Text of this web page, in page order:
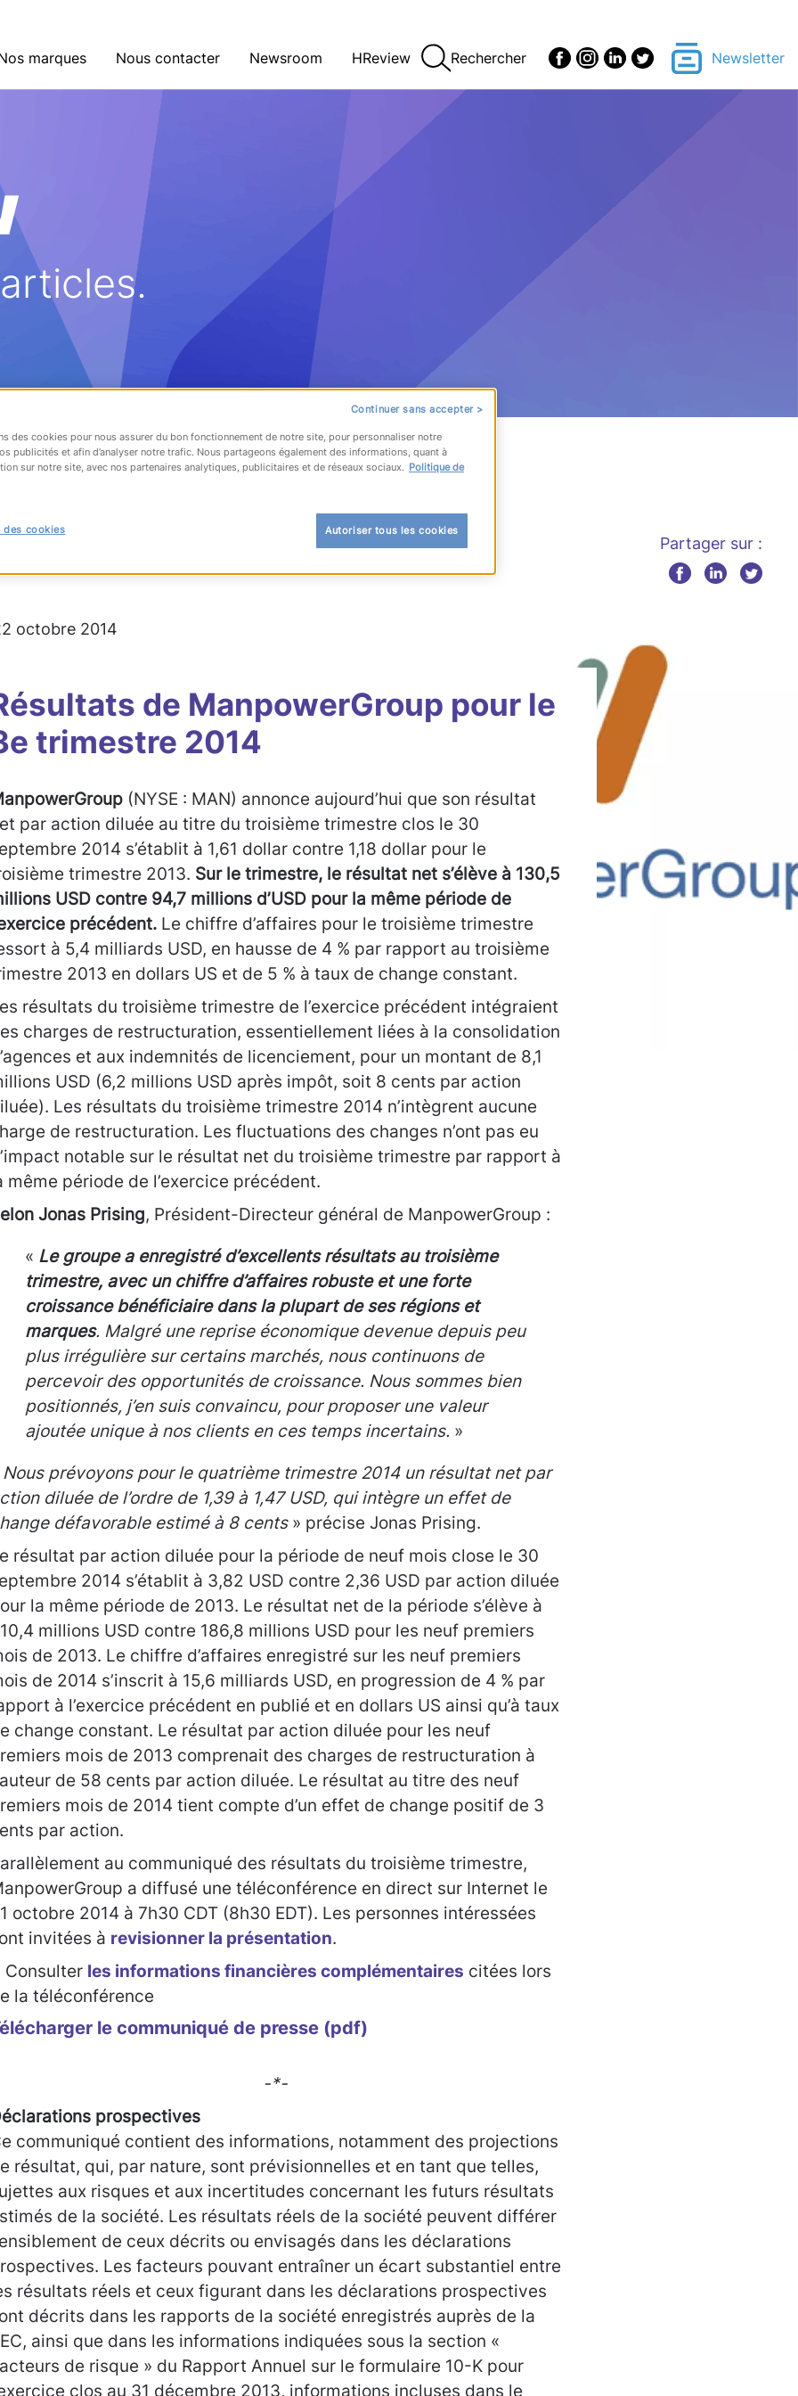
marques Nous contacter Newsroom HReview Rechercher Newsletter
À LA LISTE
Partager sur :
octobre 2014
de ManpowerGroup pour le
trimestre 2014
(NYSE : MAN) annonce aujourd’hui que son résultat
par action diluée au titre du troisième trimestre clos le 30
2014 s’établit à 1,61 dollar contre 1,18 dollar pour le
trimestre 2013. Sur le trimestre, le résultat net s’élève à 130,5
USD contre 94,7 millions d’USD pour la même période de
précédent. Le chiffre d’affaires pour le troisième trimestre
à 5,4 milliards USD, en hausse de 4 % par rapport au troisième
2013 en dollars US et de 5 % à taux de change constant.
résultats du troisième trimestre de l’exercice précédent intégraient
charges de restructuration, essentiellement liées à la consolidation
et aux indemnités de licenciement, pour un montant de 8,1
USD (6,2 millions USD après impôt, soit 8 cents par action
Les résultats du troisième trimestre 2014 n’intègrent aucune
de restructuration. Les fluctuations des changes n’ont pas eu
notable sur le résultat net du troisième trimestre par rapport à
même période de l’exercice précédent.
Jonas Prising, Président-Directeur général de ManpowerGroup :
« Le groupe a enregistré d’excellents résultats au troisième
trimestre, avec un chiffre d’affaires robuste et une forte
croissance bénéficiaire dans la plupart de ses régions et
marques. Malgré une reprise économique devenue depuis peu
plus irrégulière sur certains marchés, nous continuons de
percevoir des opportunités de croissance. Nous sommes bien
positionnés, j’en suis convaincu, pour proposer une valeur
ajoutée unique à nos clients en ces temps incertains. »
Nous prévoyons pour le quatrième trimestre 2014 un résultat net par
diluée de l’ordre de 1,39 à 1,47 USD, qui intègre un effet de
défavorable estimé à 8 cents» précise Jonas Prising.
résultat par action diluée pour la période de neuf mois close le 30
2014 s’établit à 3,82 USD contre 2,36 USD par action diluée
la même période de 2013. Le résultat net de la période s’élève à
millions USD contre 186,8 millions USD pour les neuf premiers
de 2013. Le chiffre d’affaires enregistré sur les neuf premiers
de 2014 s’inscrit à 15,6 milliards USD, en progression de 4 % par
à l’exercice précédent en publié et en dollars US ainsi qu’à taux
change constant. Le résultat par action diluée pour les neuf
mois de 2013 comprenait des charges de restructuration à
de 58 cents par action diluée. Le résultat au titre des neuf
mois de 2014 tient compte d’un effet de change positif de 3
par action.
au communiqué des résultats du troisième trimestre,
a diffusé une téléconférence en direct sur Internet le
octobre 2014 à 7h30 CDT (8h30 EDT). Les personnes intéressées
invitées à revisionner la présentation.
Consulter les informations financières complémentaires citées lors
la téléconférence
le communiqué de presse (pdf)
-*-
prospectives
communiqué contient des informations, notamment des projections
résultat, qui, par nature, sont prévisionnelles et en tant que telles,
aux risques et aux incertitudes concernant les futurs résultats
de la société. Les résultats réels de la société peuvent différer
de ceux décrits ou envisagés dans les déclarations
Les facteurs pouvant entraîner un écart substantiel entre
résultats réels et ceux figurant dans les déclarations prospectives
décrits dans les rapports de la société enregistrés auprès de la
ainsi que dans les informations indiquées sous la section «
de risque » du Rapport Annuel sur le formulaire 10-K pour
clos au 31 décembre 2013, informations incluses dans le
Continuer sans accepter >
des cookies pour nous assurer du bon fonctionnement de notre site, pour personnaliser notre
publicités et afin d’analyser notre trafic. Nous partageons également des informations, quant à
sur notre site, avec nos partenaires analytiques, publicitaires et de réseaux sociaux. Politique de
Autoriser tous les cookies
des cookies